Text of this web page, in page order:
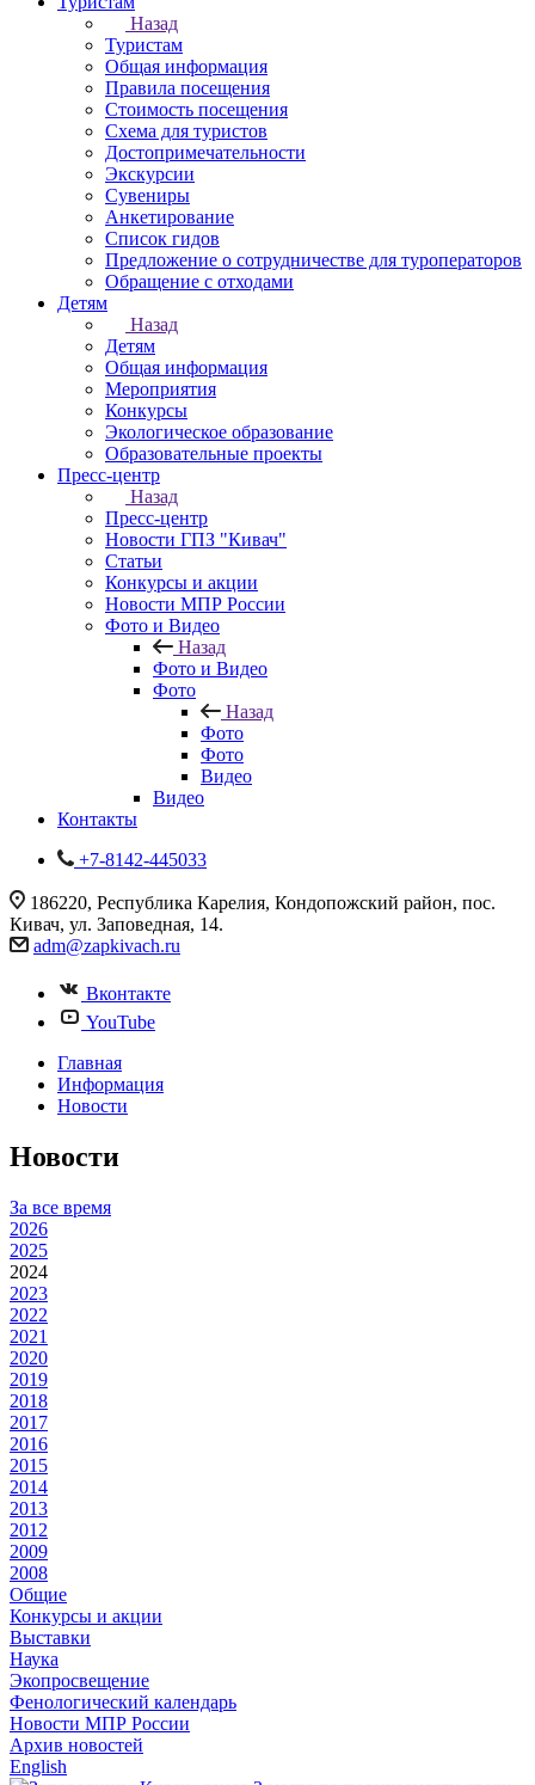
Назад
Туристам
Общая информация
Правила посещения
Стоимость посещения
Схема для туристов
Достопримечательности
Экскурсии
Сувениры
Анкетирование
Список гидов
Предложение о сотрудничестве для туроператоров
Обращение с отходами
Детям
Назад
Детям
Общая информация
Мероприятия
Конкурсы
Экологическое образование
Образовательные проекты
Пресс-центр
Назад
Пресс-центр
Новости ГПЗ "Кивач"
Статьи
Конкурсы и акции
Новости МПР России
Фото и Видео
Назад
Фото и Видео
Фото
Назад
Фото
Фото
Видео
Видео
Контакты
+7-8142-445033
186220, Республика Карелия, Кондопожский район, пос.
Кивач, ул. Заповедная, 14.
adm@zapkivach.ru
Вконтакте
YouTube
Главная
Информация
Новости
Новости
За все время
2026
2025
2024
2023
2022
2021
2020
2019
2018
2017
2016
2015
2014
2013
2012
2009
2008
Общие
Конкурсы и акции
Выставки
Наука
Экопросвещение
Фенологический календарь
Новости МПР России
Архив новостей
English